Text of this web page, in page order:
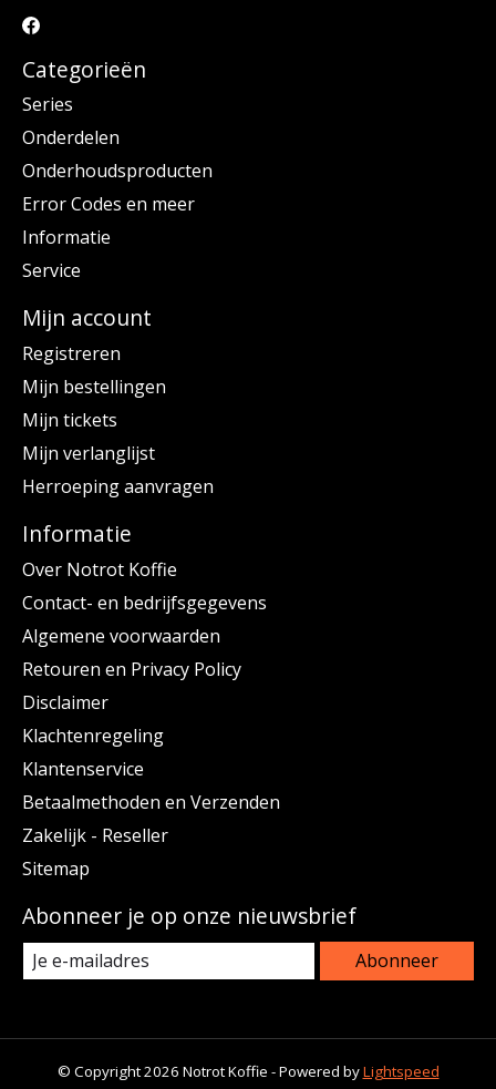
Categorieën
Series
Onderdelen
Onderhoudsproducten
Error Codes en meer
Informatie
Service
Mijn account
Registreren
Mijn bestellingen
Mijn tickets
Mijn verlanglijst
Herroeping aanvragen
Informatie
Over Notrot Koffie
Contact- en bedrijfsgegevens
Algemene voorwaarden
Retouren en Privacy Policy
Disclaimer
Klachtenregeling
Klantenservice
Betaalmethoden en Verzenden
Zakelijk - Reseller
Sitemap
Abonneer je op onze nieuwsbrief
Abonneer
© Copyright 2026 Notrot Koffie - Powered byLightspeed